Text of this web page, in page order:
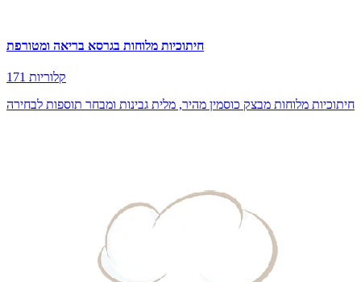
חיתוכיות מלוחות בגרסא בריאה ומטורפת
171 קלוריות
חיתוכיות מלוחות מבצק כוסמין מהיר, מלית גבינות ומבחר תוספות לבחירה